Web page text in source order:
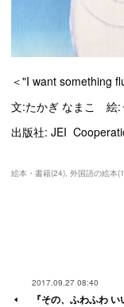
＜"I want something
文:たかぎ なまこ 絵:
出版社: JEI
絵本・書籍(24) 外国語の絵本(
2017.09.27 08:40
『その、ふわふわ